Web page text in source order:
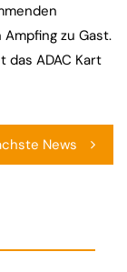
zu Gast.
das ADAC Kart
News